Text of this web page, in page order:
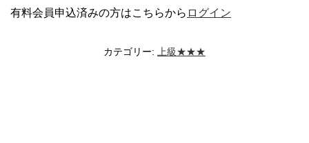
有料会員申込済みの方はこちらから ログイン
カテゴリー: 上級★★★